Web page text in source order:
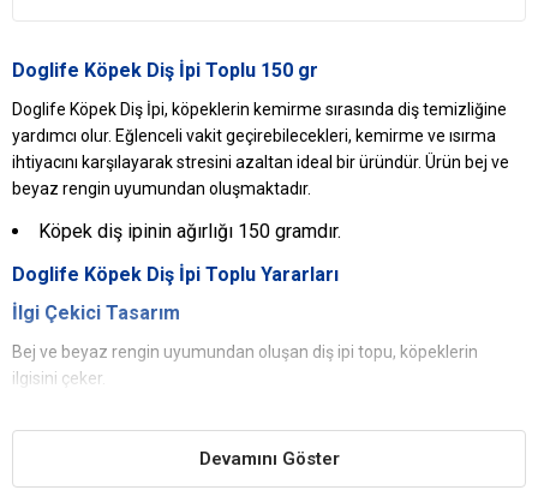
Doglife Köpek Diş İpi Toplu 150 gr
Doglife Köpek Diş İpi, köpeklerin kemirme sırasında diş temizliğine
yardımcı olur. Eğlenceli vakit geçirebilecekleri, kemirme ve ısırma
ihtiyacını karşılayarak stresini azaltan ideal bir üründür. Ürün bej ve
beyaz rengin uyumundan oluşmaktadır.
Köpek diş ipinin ağırlığı 150 gramdır.
Doglife Köpek Diş İpi Toplu Yararları
İlgi Çekici Tasarım
Bej ve beyaz rengin uyumundan oluşan diş ipi topu, köpeklerin
ilgisini çeker.
Köpeklerin, ısırma ve kemirme ihtiyaçlarını gidermeye ve çene
yapısını güçlendirmeye yardımcı olur.
Devamını Göster